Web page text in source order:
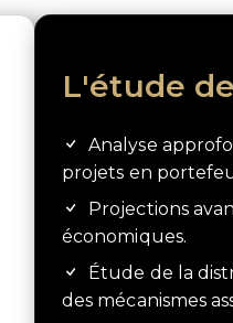
L'étude
Analyse
projets en
Projections
économiques.
Étude de la
des mécanismes